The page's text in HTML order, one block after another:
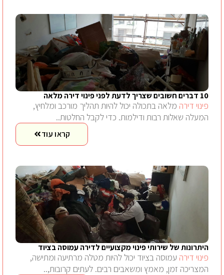
10 דברים חשובים שצריך לדעת לפני פינוי דירה מלאה
פינוי דירה מלאה בתכולה יכול להיות תהליך מורכב ומלחיץ,
המעלה שאלות רבות ודילמות. כדי לקבל החלטות..
קראו עוד
היתרונות של שירותי פינוי מקצועיים לדירה עמוסה בציוד
פינוי דירה עמוסה בציוד יכול להיות מטלה מרתיעה ומתישה,
המצריכה זמן, מאמץ ומשאבים רבים. לעתים קרובות,..